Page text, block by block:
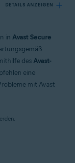
DETAILS ANZEIGEN
in Avast Secure
desAvast-
eine
mit Avast